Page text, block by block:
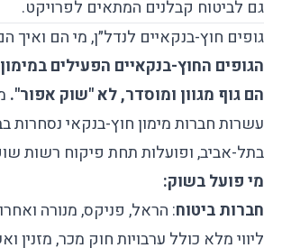
גם לביטוח קבלנים המתאים לפרויקט.
גופים חוץ-בנקאיים לנדל״ן, מי הם ואיך
הגופים החוץ-בנקאיים הפעילים
הם גוף מגוון ומוסדר, לא "שוק אפור".
עשרות חברות מימון חוץ-בנקאי נסחרות
בתל-אביב, ופועלות תחת פיקוח רשות
מי פועל בשוק:
חברות ביטוח: הראל, פניקס, מנורה
ליווי מלא כולל ערבויות חוק מכר, מזנין